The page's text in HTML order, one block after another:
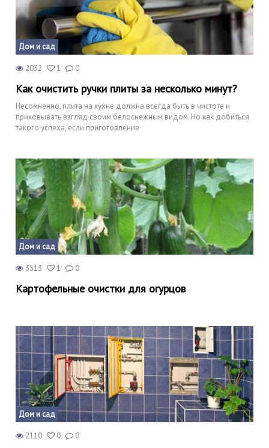
Дом и сад
2032 1 0
Как очистить ручки плиты за несколько минут?
Несомненно, плита на кухне должна всегда быть в чистоте и
приковывать взгляд своим белоснежным видом. Но как добиться
такого успеха, если приготовление
Дом и сад
3513 1 0
Картофельные очистки для огурцов
Дом и сад
2110 0 0